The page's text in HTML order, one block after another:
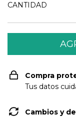
CANTIDAD
Compra
Tus datos
Cambios y